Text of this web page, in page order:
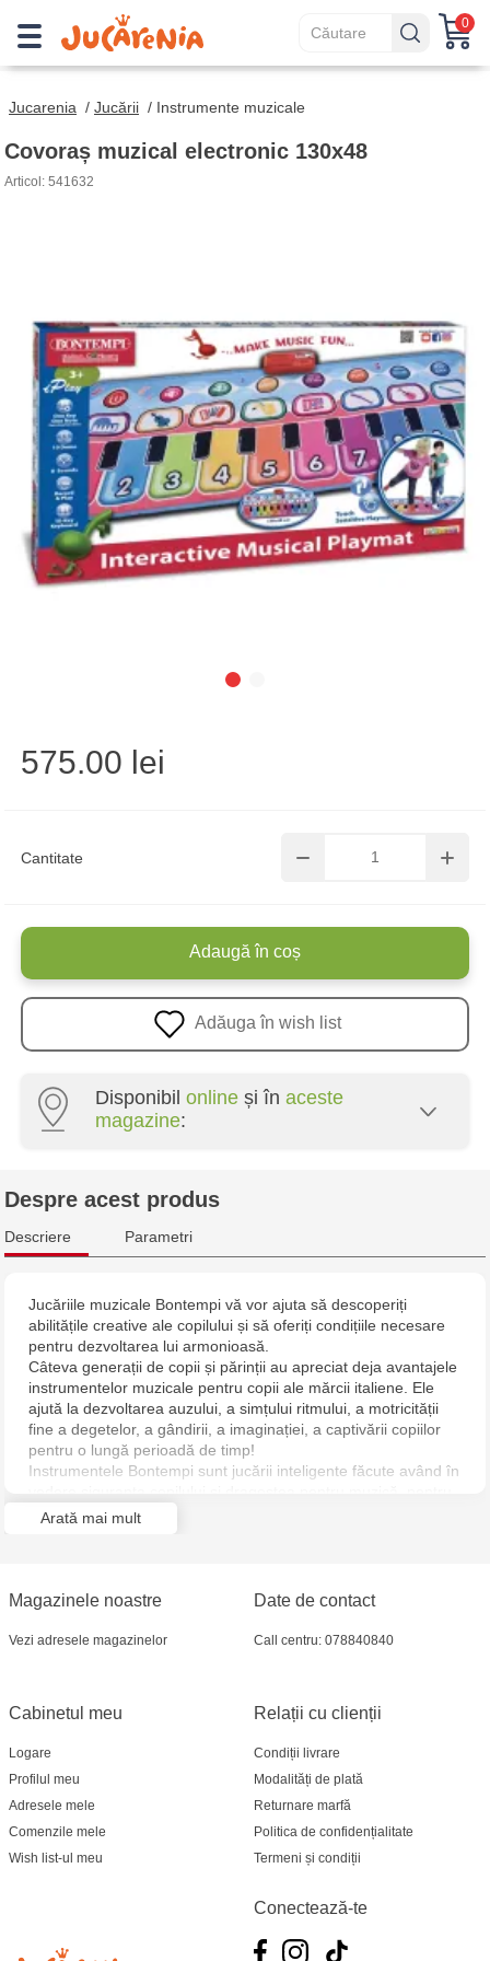
0
Jucarenia / Jucării / Instrumente muzicale
Covoraș muzical electronic 130x48
Articol: 541632
Cantitate
575.00 lei
Adaugă în coș
Adăuga în wish list
Disponibil online și în aceste
magazine:
Multistore Centru - bd. Cantemir, 6
Jucărenia Rîșcani - bd. Moscova, 2
Jucărenia Bălți - str. Alexandru Cel Bun, 5
Jucărenia Cahul - str. Ștefan cel Mare, 29А
Jucarenia Ciocana - bd.Mircea cel Bătrân, 39
Multistore Soroca - bd. Ștefan cel Mare, 110
Jucărenia Bălți- EviMall, et2
Despre acest produs
Descriere Parametri
Jucăriile muzicale Bontempi vă vor ajuta să descoperiți
abilitățile creative ale copilului și să oferiți condițiile necesare
pentru dezvoltarea lui armonioasă.
Câteva generații de copii și părinții au apreciat deja avantajele
instrumentelor muzicale pentru copii ale mărcii italiene. Ele
ajută la dezvoltarea auzului, a simțului ritmului, a motricității
fine a degetelor, a gândirii, a imaginației, a captivării copiilor
pentru o lungă perioadă de timp!
Instrumentele Bontempi sunt jucării inteligente făcute având în
a vă ajuta să dezlănțuiți talentele ascunse.
Arată mai mult
Magazinele noastre
Vezi adresele magazinelor
Relații cu clienții
Condiții livrare
Modalități de plată
Returnare marfă
Politica de confidențialitate
Termeni și condiții
Cabinetul meu
Logare
Profilul meu
Adresele mele
Comenzile mele
Wish list-ul meu
Date de contact
Call centru: 078840840
Conectează-te